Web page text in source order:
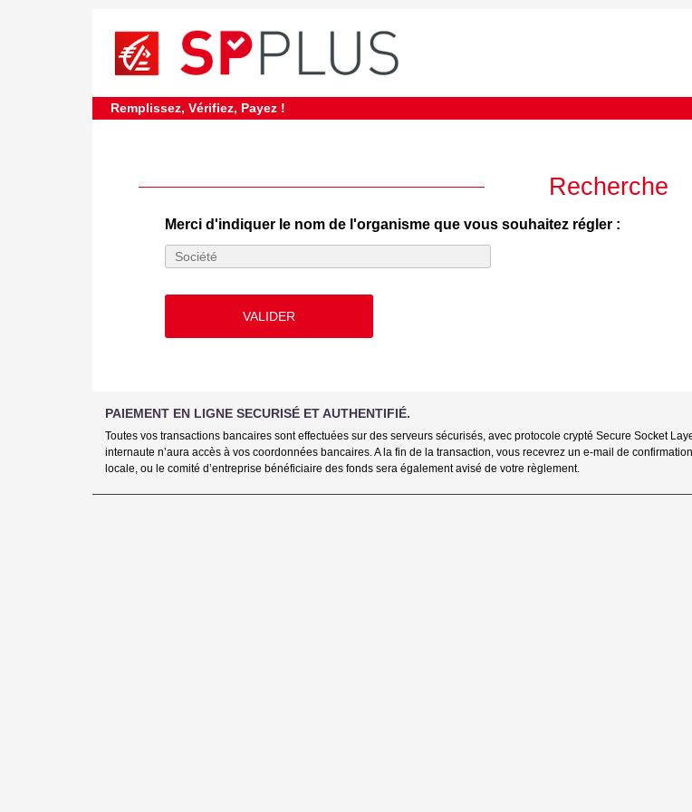
Remplissez, Vérifiez, Payez !
Recherche
Merci d'indiquer le nom de l'organisme que vous souhaitez régler :
VALIDER
PAIEMENT EN LIGNE SECURISÉ ET AUTHENTIFIÉ.
Toutes vos transactions bancaires sont effectuées sur des serveurs sécurisés, avec protocole crypté Secure Socket
internaute n’aura accès à vos coordonnées bancaires. A la fin de la transaction, vous recevrez un e-mail de
locale, ou le comité d’entreprise bénéficiaire des fonds sera également avisé de votre règlement.